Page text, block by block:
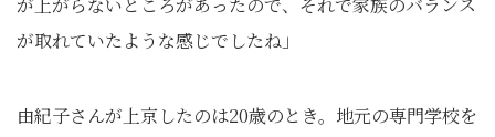
が上がらないところがあったので、それで家族のバランス
が取れていたような感じでしたね」
由紀子さんが上京したのは20歳のとき。地元の専門学校を